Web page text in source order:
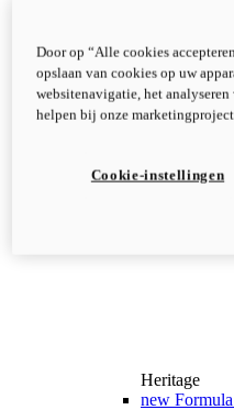
Heritage
new
Door op “Alle cookies
opslaan van cookies op uw
websitenavigatie, het
helpen bij onze
Cookie-instellingen